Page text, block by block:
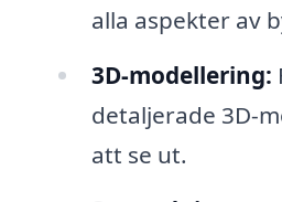
alla aspekter av
3D-modellering:
detaljerade 3D-
att se ut.